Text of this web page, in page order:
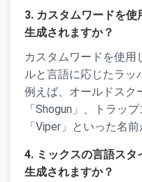
3. カスタムワードを
生成されますか？
カスタムワードを使用
ルと言語に応じたラッ
例えば、オールドスク
「Shogun」、トラッ
「Viper」といった名
4. ミックスの言語ス
生成されますか？